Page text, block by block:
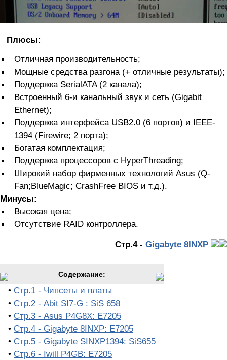
Плюсы:
Отличная производительность;
Мощные средства разгона (+ отличные результаты);
Поддержка SerialATA (2 канала);
Встроенный 6-и канальный звук и сеть (Gigabit
Ethernet);
Поддержка интерфейса USB2.0 (6 портов) и IEEE-
1394 (Firewire; 2 порта);
Богатая комплектация;
Поддержка процессоров с HyperThreading;
Широкий набор фирменных технологий Asus (Q-
Fan;BlueMagic; CrashFree BIOS и т.д.).
Минусы:
Высокая цена;
Отсутствие RAID контроллера.
Стр.4 - Gigabyte 8INXP
Содержание:
• Стр.1 - Чипсеты и платы
• Стр.2 - Abit SI7-G : SiS 658
• Стр.3 - Asus P4G8X: E7205
• Стр.4 - Gigabyte 8INXP: E7205
• Стр.5 - Gigabyte SINXP1394: SiS655
• Стр.6 - Iwill P4GB: E7205